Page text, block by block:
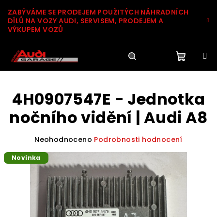
na
obsah
ZABÝVÁME SE PRODEJEM POUŽITÝCH NÁHRADNÍCH
DÍLŮ NA VOZY AUDI, SERVISEM, PRODEJEM A
VÝKUPEM VOZŮ
HledatPřihlášení
košík
4H0907547E - Jednotka
nočního vidění | Audi A8
Průměrné
produktu
je
hvězdiček.
Neohodnoceno Podrobnosti hodnocení
Novinka